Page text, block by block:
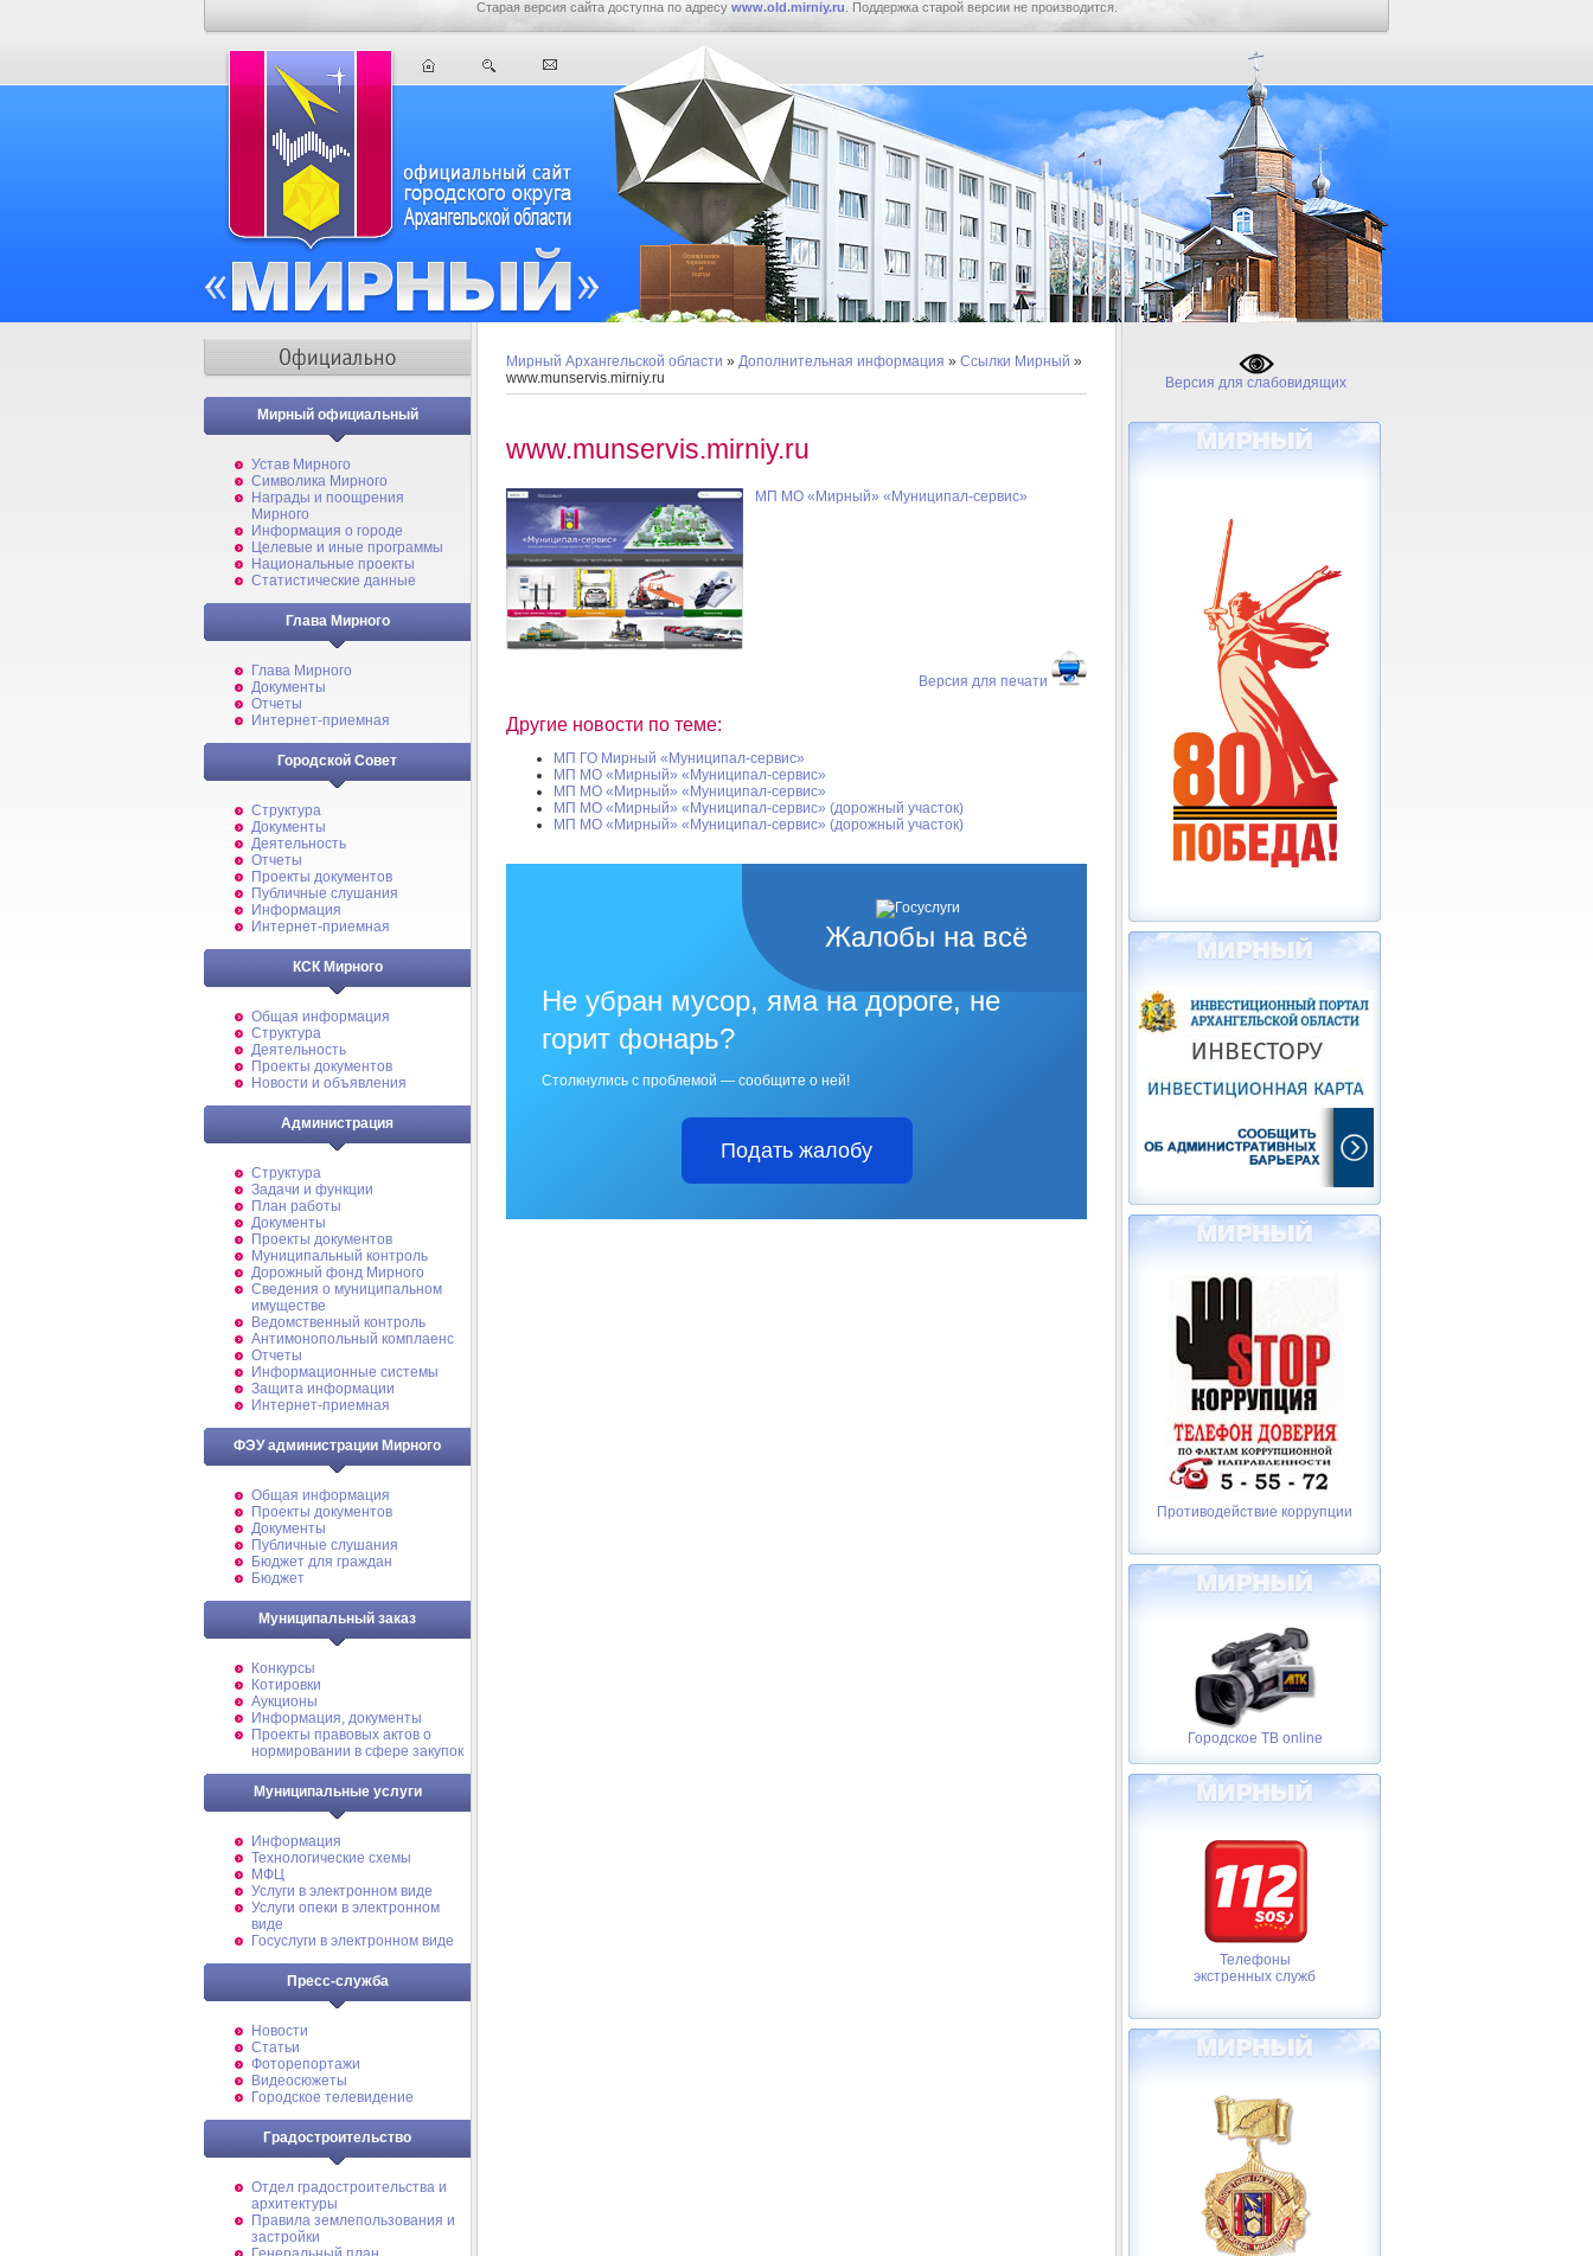
Старая версия сайта доступна по адресу www.old.mirniy.ru . Поддержка старой версии не производится.
Мирный официальный
Устав Мирного
Символика Мирного
Награды и поощрения
Мирного
Информация о городе
Целевые и иные программы
Национальные проекты
Статистические данные
Глава Мирного
Глава Мирного
Документы
Отчеты
Интернет-приемная
Городской Совет
Структура
Документы
Деятельность
Отчеты
Проекты документов
Публичные слушания
Информация
Интернет-приемная
КСК Мирного
Общая информация
Структура
Деятельность
Проекты документов
Новости и объявления
Администрация
Структура
Задачи и функции
План работы
Документы
Проекты документов
Муниципальный контроль
Дорожный фонд Мирного
Cведения о муниципальном
имуществе
Ведомственный контроль
Антимонопольный комплаенс
Отчеты
Информационные системы
Защита информации
Интернет-приемная
ФЭУ администрации Мирного
Общая информация
Проекты документов
Документы
Публичные слушания
Бюджет для граждан
Бюджет
Муниципальный заказ
Конкурсы
Котировки
Аукционы
Информация, документы
Проекты правовых актов о
нормировании в сфере закупок
Муниципальные услуги
Информация
Технологические схемы
МФЦ
Услуги в электронном виде
Услуги опеки в электронном
виде
Госуслуги в электронном виде
Пресс-служба
Новости
Статьи
Фоторепортажи
Видеосюжеты
Городское телевидение
Градостроительство
Отдел градостроительства и
архитектуры
Правила землепользования и
застройки
Мирный Архангельской области » Дополнительная информация » Ссылки Мирный »
www.munservis.mirniy.ru
www.munservis.mirniy.ru
МП МО «Мирный» «Муниципал-сервис»
Версия для печати
Другие новости по теме:
МП ГО Мирный «Муниципал-сервис»
МП МО «Мирный» «Муниципал-сервис»
МП МО «Мирный» «Муниципал-сервис»
МП МО «Мирный» «Муниципал-сервис» (дорожный участок)
МП МО «Мирный» «Муниципал-сервис» (дорожный участок)
Жалобы на всё
Не убран мусор, яма на дороге, не
горит фонарь?
Столкнулись с проблемой — сообщите о ней!
Подать жалобу
Версия для слабовидящих
Противодействие коррупции
Городское ТВ online
Телефоны
экстренных служб